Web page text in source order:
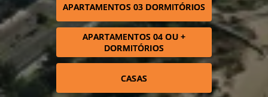
APARTAMENTOS 03 DORMITÓRIOS
APARTAMENTOS 04 OU +
DORMITÓRIOS
CASAS